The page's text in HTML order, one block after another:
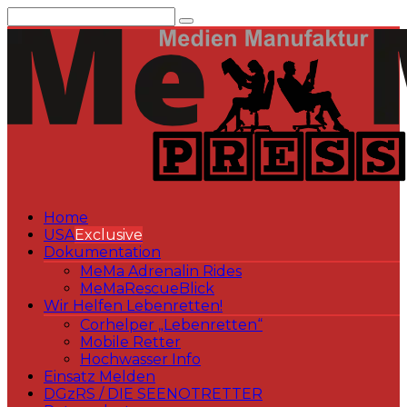
Inhalt
springen
Home
USAExclusive
Dokumentation
MeMa Adrenalin Rides
MeMaRescueBlick
Wir Helfen Lebenretten!
Corhelper „Lebenretten“
Mobile Retter
Hochwasser Info
Einsatz Melden
DGzRS / DIE SEENOTRETTER